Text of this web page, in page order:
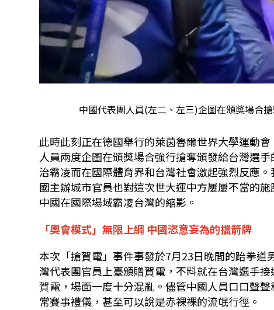
中國代表團人員(左二、左三)企圖在頒獎場合
此時此刻正在德國舉行的萊茵魯爾世界大學運動
人員兩度企圖在頒獎場合強行搶奪頒發給台灣選
治霸凌而在國際體育界和台灣社會激起強烈反應
國主辦城市官員也對這次世大運中方屢屢不當的
中國在國際場域霸凌台灣的縮影。
「奧會模式」無限上綱 中國恣意妄為的擋箭牌
本次「搶賀電」事件事發於7月23日晚間的跆拳
灣代表團官員上臺頒贈賀電，不料就在台灣選手
賀電，場面一度十分混亂。儘管中國人員口口聲
常賽事禮儀，甚至可以說是赤裸裸的流氓行徑。